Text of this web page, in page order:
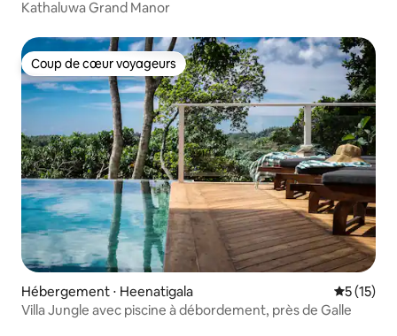
Kathaluwa Grand Manor
Coup de cœur voyageurs
Coup de cœur voyageurs
Hébergement ⋅ Heenatigala
5 (15)
Villa Jungle avec piscine à débordement, près de Galle